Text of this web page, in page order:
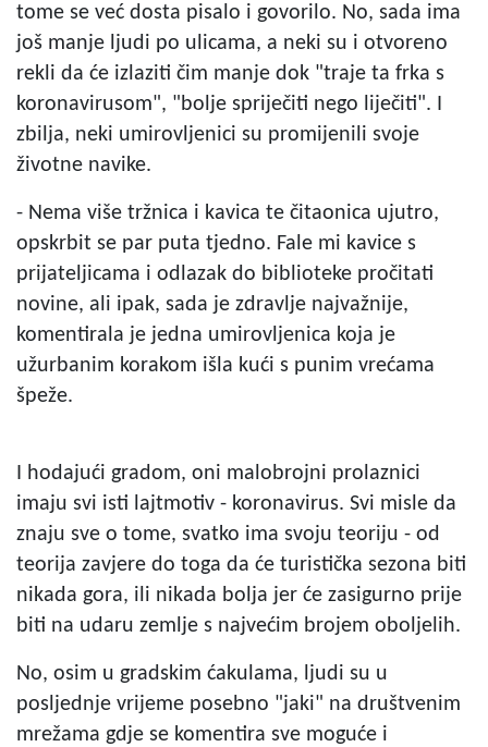
tome se već dosta pisalo i govorilo. No, sada ima
još manje ljudi po ulicama, a neki su i otvoreno
rekli da će izlaziti čim manje dok "traje ta frka s
koronavirusom", "bolje spriječiti nego liječiti". I
zbilja, neki umirovljenici su promijenili svoje
životne navike.
- Nema više tržnica i kavica te čitaonica ujutro,
opskrbit se par puta tjedno. Fale mi kavice s
prijateljicama i odlazak do biblioteke pročitati
novine, ali ipak, sada je zdravlje najvažnije,
komentirala je jedna umirovljenica koja je
užurbanim korakom išla kući s punim vrećama
špeže.
I hodajući gradom, oni malobrojni prolaznici
imaju svi isti lajtmotiv - koronavirus. Svi misle da
znaju sve o tome, svatko ima svoju teoriju - od
teorija zavjere do toga da će turistička sezona biti
nikada gora, ili nikada bolja jer će zasigurno prije
biti na udaru zemlje s najvećim brojem oboljelih.
No, osim u gradskim ćakulama, ljudi su u
posljednje vrijeme posebno "jaki" na društvenim
mrežama gdje se komentira sve moguće i